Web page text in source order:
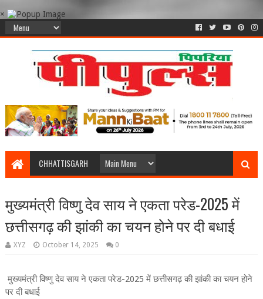
×
CHHATTISGARH
मुख्यमंत्री विष्णु देव साय ने एकता परेड-2025 में
छत्तीसगढ़ की झांकी का चयन होने पर दी बधाई
XYZ October 14, 2025 0
मुख्यमंत्री विष्णु देव साय ने एकता परेड-2025 में छत्तीसगढ़ की झांकी का चयन होने
पर दी बधाई